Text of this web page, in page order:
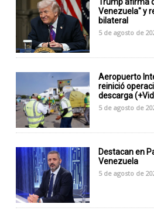
Trump afirma
Venezuela" y
bilateral
5 de agosto de
Aeropuerto
reinició
descarga
5 de agosto de
Destacan en
Venezuela
5 de agosto de